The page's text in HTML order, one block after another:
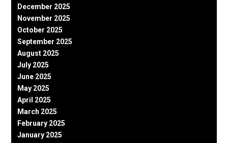
December 2025
November 2025
October 2025
September 2025
August 2025
July 2025
June 2025
May 2025
April 2025
March 2025
February 2025
January 2025